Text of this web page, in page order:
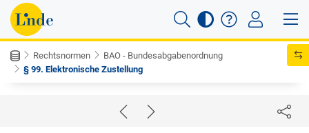
Rechtsnormen
BAO - Bundesabgabenordnung
§ 99. Elektronische Zustellung